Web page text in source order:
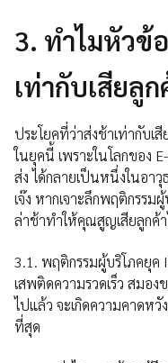
3. ทำไมหัวข้
เท่ากับเสียลูก
ประโยคที่ว่าส่งช้าเท่ากับเ
ในยุคนี้ เพราะในโลกของ
ส่ง ได้กลายเป็นหนึ่งในอา
เจ๊ง หากเจาะลึกพฤติกรรม
ล่าช้าทำให้คุณสูญเสียลูกค้
3.1. พฤติกรรมผู้บริโภคยุค
เสพติดความรวดเร็ว สมอง
ไปแล้ว จะเกิดความคาดหวั
ที่สุด